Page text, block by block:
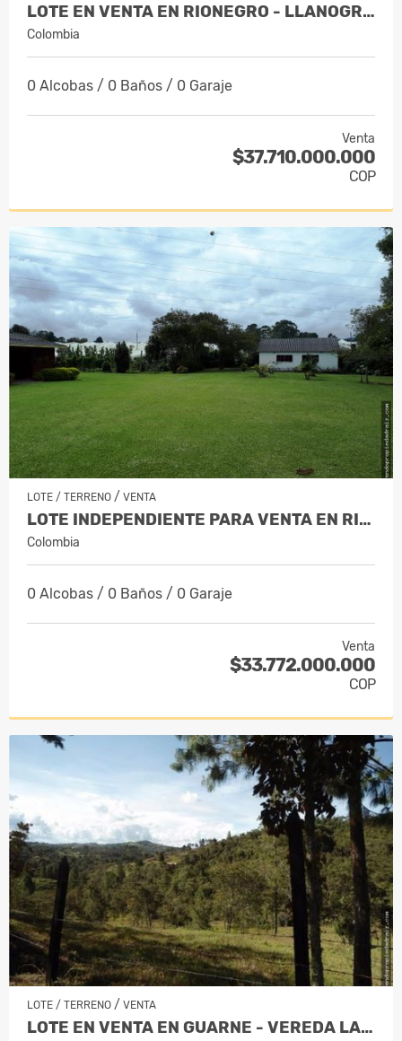
LOTE EN VENTA EN RIONEGRO - LLANOGRANDE
Colombia
0 Alcobas / 0 Baños / 0 Garaje
Venta
$37.710.000.000
COP
LOTE / TERRENO / VENTA
LOTE INDEPENDIENTE PARA VENTA EN RION…
Colombia
0 Alcobas / 0 Baños / 0 Garaje
Venta
$33.772.000.000
COP
LOTE / TERRENO / VENTA
LOTE EN VENTA EN GUARNE - VEREDA LA…